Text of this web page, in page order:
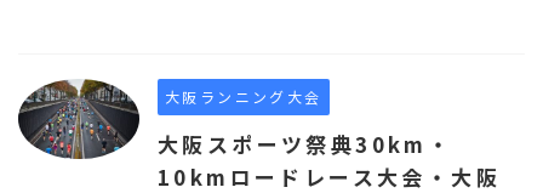
大阪ランニング大会
大阪スポーツ祭典30km・
10kmロードレース大会・大阪